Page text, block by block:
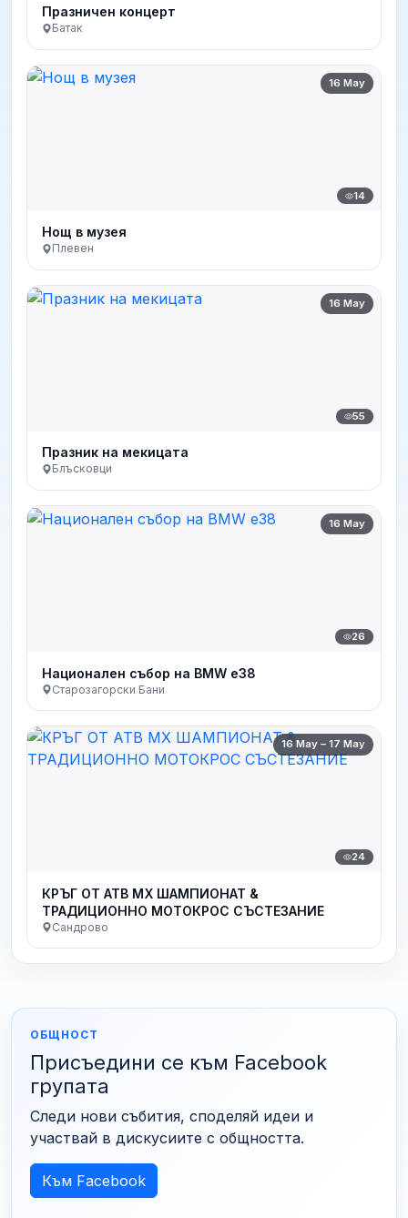
Празничен концерт
Батак
16 May
14
Нощ в музея
Плевен
16 May
55
Празник на мекицата
Блъсковци
16 May
26
Национален събор на BMW e38
Старозагорски Бани
16 May – 17 May
24
КРЪГ ОТ АТВ МХ ШАМПИОНАТ &
ТРАДИЦИОННО МОТОКРОС СЪСТЕЗАНИЕ
Сандрово
ОБЩНОСТ
Присъедини се към Facebook
групата
Следи нови събития, споделяй идеи и
участвай в дискусиите с общността.
Към Facebook